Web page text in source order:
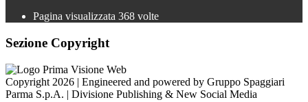
Pagina visualizzata 368 volte
Sezione Copyright
Copyright 2026 | Engineered and powered by Gruppo Spaggiari
Parma S.p.A. | Divisione Publishing & New Social Media